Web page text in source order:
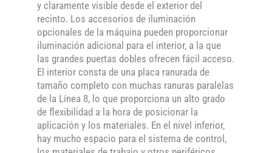
y claramente visible desde el exterior del
recinto. Los accesorios de iluminación
opcionales de la máquina pueden proporcionar
iluminación adicional para el interior, a la que
las grandes puertas dobles ofrecen fácil acceso.
El interior consta de una placa ranurada de
tamaño completo con muchas ranuras paralelas
de la Línea 8, lo que proporciona un alto grado
de flexibilidad a la hora de posicionar la
aplicación y los materiales. En el nivel inferior,
hay mucho espacio para el sistema de control,